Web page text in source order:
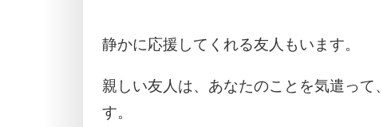
静かに応援してくれる友人もいます。
親しい友人は、あなたのことを気遣っ
す。